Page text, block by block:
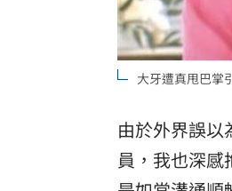
大牙遭真甩巴掌
由於外界誤
員，我也深